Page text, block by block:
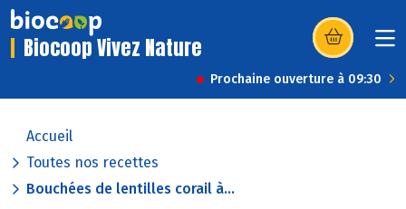
Biocoop Vivez Nature (s’ouvre dans
Prochaine ouverture à 09:30
Accueil
Toutes nos recettes
Bouchées de lentilles corail à...